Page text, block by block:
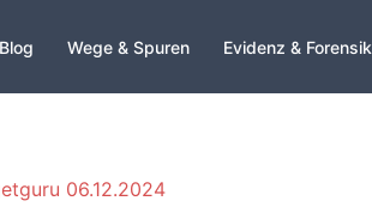
Blog Wege & Spuren Evidenz & Forensik
06.12.2024